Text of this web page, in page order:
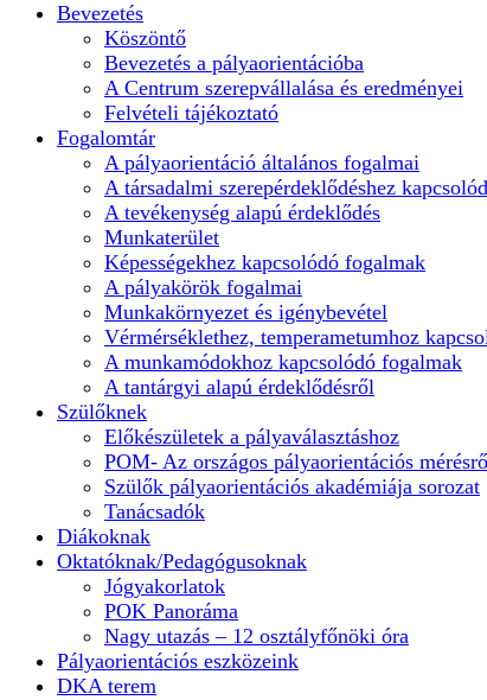
Bevezetés
Köszöntő
Bevezetés a pályaorientációba
A Centrum szerepvállalása és eredményei
Felvételi tájékoztató
Fogalomtár
A pályaorientáció általános fogalmai
A társadalmi szerepérdeklődéshez
A tevékenység alapú érdeklődés
Munkaterület
Képességekhez kapcsolódó fogalmak
A pályakörök fogalmai
Munkakörnyezet és igénybevétel
Vérmérséklethez, temperametumhoz
A munkamódokhoz kapcsolódó fogalmak
A tantárgyi alapú érdeklődésről
Szülőknek
Előkészületek a pályaválasztáshoz
POM- Az országos pályaorientációs
Szülők pályaorientációs akadémiája sorozat
Tanácsadók
Diákoknak
Oktatóknak/Pedagógusoknak
Jógyakorlatok
POK Panoráma
Nagy utazás – 12 osztályfőnöki óra
Pályaorientációs eszközeink
DKA terem